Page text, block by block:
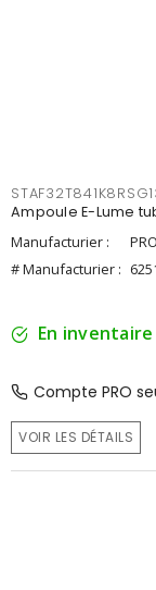
Ampoule E-Lume
Manufacturier :
# Manufacturier :
En inventaire
Compte PRO
VOIR LES DÉTAILS